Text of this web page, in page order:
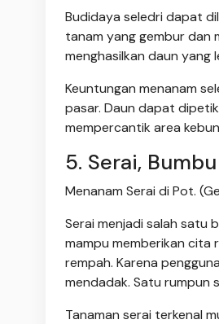
Budidaya seledri dapat
tanam yang gembur dan
menghasilkan daun yang
Keuntungan menanam
pasar. Daun dapat
mempercantik area
5. Serai,
Menanam Serai di Pot.
Serai menjadi salah satu
mampu memberikan cita
rempah. Karena
mendadak. Satu rumpun
Tanaman serai terkenal